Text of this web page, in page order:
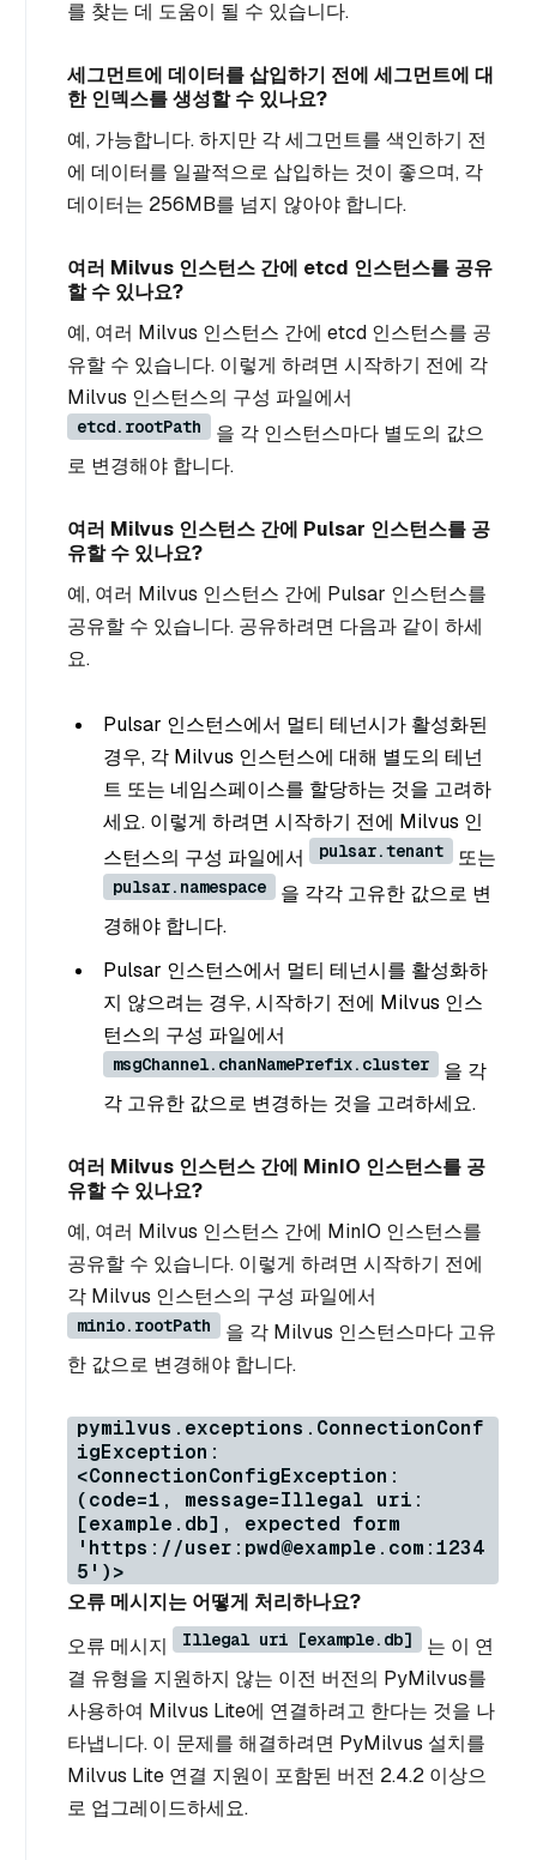
를 찾는 데 도움이 될 수 있습니다.
세그먼트에 데이터를 삽입하기 전에 세그먼트에 대
한 인덱스를 생성할 수 있나요?
예, 가능합니다. 하지만 각 세그먼트를 색인하기 전
에 데이터를 일괄적으로 삽입하는 것이 좋으며, 각
데이터는 256MB를 넘지 않아야 합니다.
여러 Milvus 인스턴스 간에 etcd 인스턴스를 공유
할 수 있나요?
예, 여러 Milvus 인스턴스 간에 etcd 인스턴스를 공
유할 수 있습니다. 이렇게 하려면 시작하기 전에 각
Milvus 인스턴스의 구성 파일에서
etcd.rootPath
을 각 인스턴스마다 별도의 값으
로 변경해야 합니다.
여러 Milvus 인스턴스 간에 Pulsar 인스턴스를 공
유할 수 있나요?
예, 여러 Milvus 인스턴스 간에 Pulsar 인스턴스를
공유할 수 있습니다. 공유하려면 다음과 같이 하세
요.
Pulsar 인스턴스에서 멀티 테넌시가 활성화된
경우, 각 Milvus 인스턴스에 대해 별도의 테넌
트 또는 네임스페이스를 할당하는 것을 고려하
세요. 이렇게 하려면 시작하기 전에 Milvus 인
스턴스의 구성 파일에서
pulsar.tenant 또는
pulsar.namespace
을 각각 고유한 값으로 변
경해야 합니다.
Pulsar 인스턴스에서 멀티 테넌시를 활성화하
지 않으려는 경우, 시작하기 전에 Milvus 인스
턴스의 구성 파일에서
msgChannel.chanNamePrefix.cluster
을 각
각 고유한 값으로 변경하는 것을 고려하세요.
여러 Milvus 인스턴스 간에 MinIO 인스턴스를 공
유할 수 있나요?
예, 여러 Milvus 인스턴스 간에 MinIO 인스턴스를
공유할 수 있습니다. 이렇게 하려면 시작하기 전에
각 Milvus 인스턴스의 구성 파일에서
minio.rootPath
을 각 Milvus 인스턴스마다 고유
한 값으로 변경해야 합니다.
pymilvus.exceptions.ConnectionConf
igException:
<ConnectionConfigException:
(code=1, message=Illegal uri:
[example.db], expected form
'https://user:pwd@example.com:1234
5')>
오류 메시지는 어떻게 처리하나요?
오류 메시지
Illegal uri [example.db]
는 이 연
결 유형을 지원하지 않는 이전 버전의 PyMilvus를
사용하여 Milvus Lite에 연결하려고 한다는 것을 나
타냅니다. 이 문제를 해결하려면 PyMilvus 설치를
Milvus Lite 연결 지원이 포함된 버전 2.4.2 이상으
로 업그레이드하세요.